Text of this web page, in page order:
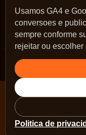
Um rodízio de
ações e caminhos
Pix:
Usamos GA4 e
conversoes e
sempre conforme
rejeitar ou escolher
Politica de